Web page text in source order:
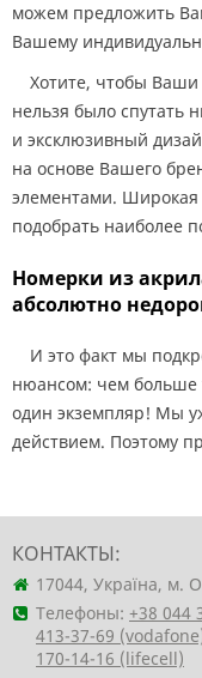
можем предложить
Вашему
Хотите, чтобы Ваши гардеробные акриловые номерки
нельзя было спутать
и эксклюзивный
на основе Вашего
элементами. Широкая
подобрать наиболее
Номерки из
абсолютно
И это факт мы подкрепляем еще одним финансовым
нюансом: чем больше
один экземпляр! Мы
действием. Поэтому
КОНТАКТЫ:
17044, Україна, м.
Телефоны: +38 044
413-37-69
170-14-16 (lifecell)